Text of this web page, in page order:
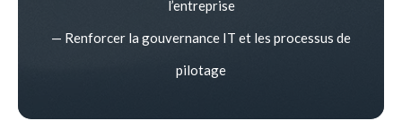
l’entreprise
— Renforcer la gouvernance IT et les processus de
pilotage